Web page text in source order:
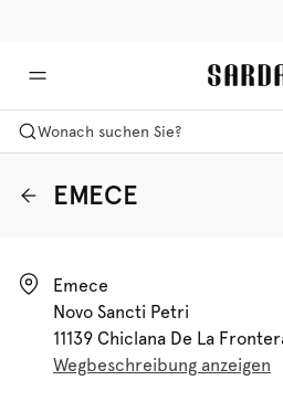
Wonach suchen Sie?
EMECE
Emece
Novo Sancti Petri
11139 Chiclana De La
Wegbeschreibung anzeigen